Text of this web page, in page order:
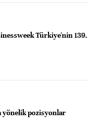
Türkiye'nin 139.
yönelik pozisyonlar